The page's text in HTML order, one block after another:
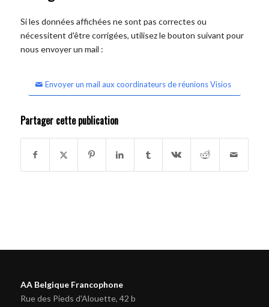
Si les données affichées ne sont pas correctes ou
nécessitent d'être corrigées, utilisez le bouton suivant pour
nous envoyer un mail :
Envoyer un mail aux coordinateurs de réunions Visios
Partager cette publication
AA Belgique Francophone
Rue des Pieds d'Alouette, 42 b